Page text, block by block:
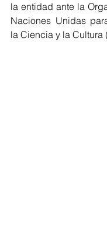
la entidad ante la
Naciones Unidas
la Ciencia y la Cultura